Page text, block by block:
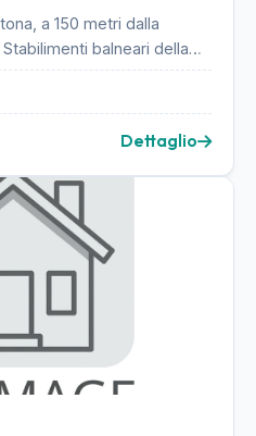
a 150 metri dalla
balneari della
bar tabacchi gior...
Dettaglio